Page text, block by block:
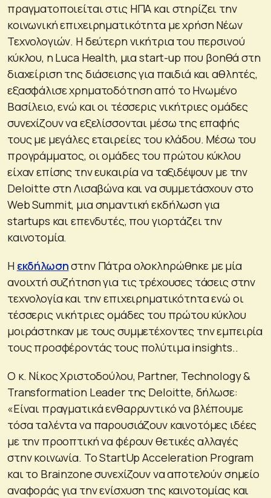
πραγματοποιείται στις ΗΠΑ και στηρίζει την
κοινωνική επιχειρηματικότητα με χρήση Νέων
Τεχνολογιών. Η δεύτερη νικήτρια του περσινού
κύκλου, η Luca Health, μια start-up που βοηθά στη
διαχείριση της διάσεισης για παιδιά και αθλητές,
εξασφάλισε χρηματοδότηση από το Ηνωμένο
Βασίλειο, ενώ και οι τέσσερις νικήτριες ομάδες
συνεχίζουν να εξελίσσονται μέσω της επαφής
τους με μεγάλες εταιρείες του κλάδου. Μέσω του
προγράμματος, οι ομάδες του πρώτου κύκλου
είχαν επίσης την ευκαιρία να ταξιδέψουν με την
Deloitte στη Λισαβώνα και να συμμετάσχουν στο
Web Summit, μια σημαντική εκδήλωση για
startups και επενδυτές, που γιορτάζει την
καινοτομία.
Η εκδήλωσηστην Πάτρα ολοκληρώθηκε με μία
ανοιχτή συζήτηση για τις τρέχουσες τάσεις στην
τεχνολογία και την επιχειρηματικότητα ενώ οι
τέσσερις νικήτριες ομάδες του πρώτου κύκλου
μοιράστηκαν με τους συμμετέχοντες την εμπειρία
τους προσφέροντάς τους πολύτιμα insights..
Ο κ. Νίκος Χριστοδούλου, Partner, Technology &
Transformation Leader της Deloitte, δήλωσε:
«Είναι πραγματικά ενθαρρυντικό να βλέπουμε
τόσα ταλέντα να παρουσιάζουν καινοτόμες ιδέες
με την προοπτική να φέρουν θετικές αλλαγές
στην κοινωνία. Το StartUp Acceleration Program
και το Brainzone συνεχίζουν να αποτελούν σημείο
αναφοράς για την ενίσχυση της καινοτομίας και